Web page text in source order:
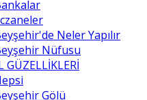
Neler Yapılır
Nüfusu
GÜZELLİKLERİ
Gölü